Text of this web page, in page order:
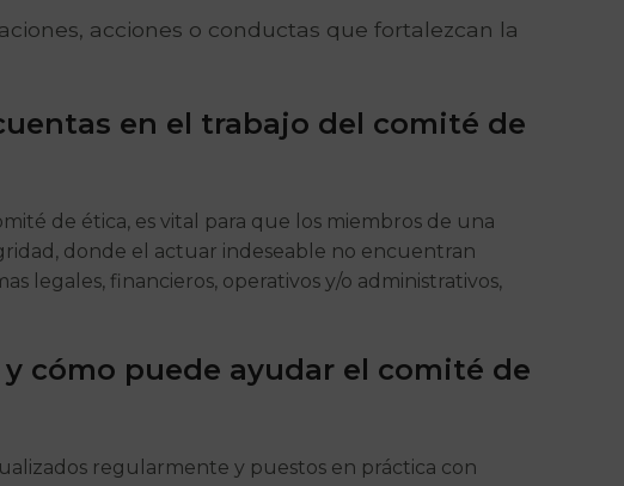
acciones o conductas que fortalezcan la
en el trabajo del comité de
de ética, es vital para que los miembros de una
donde el actuar indeseable no encuentran
legales, financieros, operativos y/o administrativos,
cómo puede ayudar el comité de
regularmente y puestos en práctica con